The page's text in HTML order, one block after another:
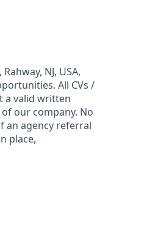
NJ, USA,
All CVs /
a valid written
our company. No
an agency referral
place,